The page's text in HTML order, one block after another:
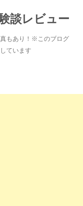
談レビュー
もあり！※このブログ
ています